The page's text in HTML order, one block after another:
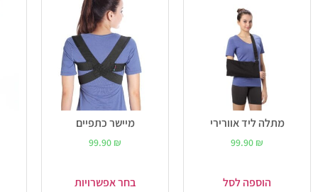
מתלה ליד אוורירי
99.90 ₪
הוספה לסל
מיישר כתפיים
99.90 ₪
בחר אפשרויות